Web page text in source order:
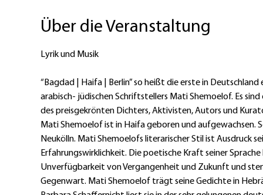
Über die Veranstaltung
Lyrik und Musik
“Bagdad | Haifa | Berlin” so heißt die erste in
arabisch- jüdischen Schriftstellers Mati Shemoelof. Es
des preisgekrönten Dichters, Aktivisten, Autors und
Mati Shemoelof ist in Haifa geboren und aufgewachsen.
Neukölln. Mati Shemoelofs literarischer Stil ist Ausdruck
Erfahrungswirklichkeit. Die poetische Kraft seiner
Unverfügbarkeit von Vergangenheit und Zukunft und
Gegenwart. Mati Shemoelof trägt seine Gedichte in